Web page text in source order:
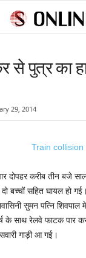
से पुत्र का
29, 2014
दोपहर करीब तीन बजे
बच्चों सहित घायल हो
सुमन पत्नि
के साथ रेलवे फाटक पार
गाड़ी आ गई।